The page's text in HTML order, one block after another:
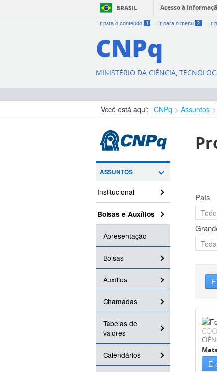
BRASIL Acesso à
Ir para o conteúdo 1 Ir para o menu 2 Ir
CNPq
MINISTÉRIO DA CIÊNCIA,
Você está aqui: CNPq Assuntos
ASSUNTOS
Institucional
Bolsas e Auxílios
Apresentação
Bolsas
Auxílios
Chamadas
Tabelas de
valores
Calendários
País
E-